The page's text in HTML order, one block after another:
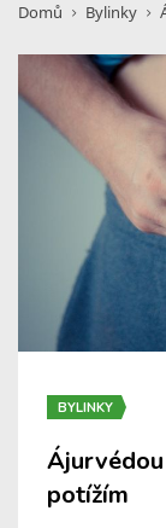
Domů Bylinky
BYLINKY
potížím